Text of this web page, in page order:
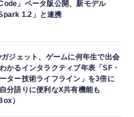
」ベータ版公開、新モデル
1.2」と連携
ジェット、ゲームに何年生で出会
かるインタラクティブ年表「SF・
ター技術ライフライン」を3倍に
分語りに便利なX共有機能も
）